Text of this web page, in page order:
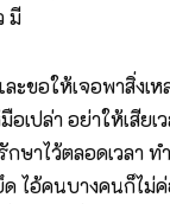
มี
ะขอให้เจอพาสิ่งเ
ปล่า อย่าให้เสียเว
าไว้ตลอดเวลา ท
ไอ้คนบางคนก็ไม่